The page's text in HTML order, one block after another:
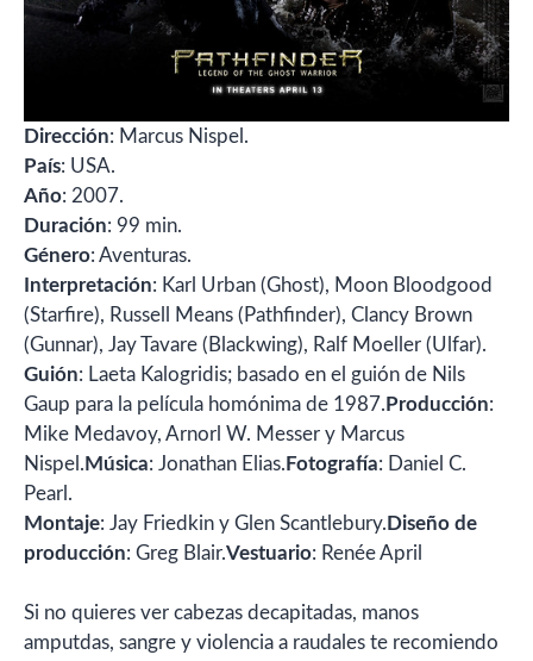
Dirección: Marcus Nispel.
País: USA.
Año: 2007.
Duración: 99 min.
Género: Aventuras.
Interpretación: Karl Urban (Ghost), Moon Bloodgood
(Starfire), Russell Means (Pathfinder), Clancy Brown
(Gunnar), Jay Tavare (Blackwing), Ralf Moeller (Ulfar).
Guión: Laeta Kalogridis; basado en el guión de Nils
Gaup para la película homónima de 1987. Producción:
Mike Medavoy, Arnorl W. Messer y Marcus
Nispel. Música: Jonathan Elias. Fotografía: Daniel C.
Pearl.
Montaje: Jay Friedkin y Glen Scantlebury. Diseño de
producción: Greg Blair.Vestuario: Renée April
Si no quieres ver cabezas decapitadas, manos
amputdas, sangre y violencia a raudales te recomiendo